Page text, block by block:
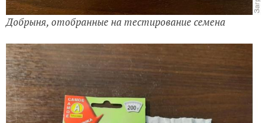
Добрыня, отобранные на тестирование семена